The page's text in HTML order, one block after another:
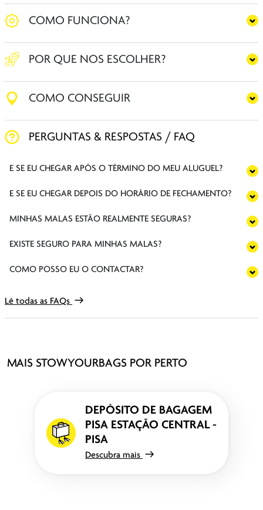
COMO FUNCIONA?
POR QUE NOS ESCOLHER?
COMO CONSEGUIR
PERGUNTAS & RESPOSTAS / FAQ
E SE EU CHEGAR APÓS O TÉRMINO DO MEU ALUGUEL?
E SE EU CHEGAR DEPOIS DO HORÁRIO DE FECHAMENTO?
MINHAS MALAS ESTÃO REALMENTE SEGURAS?
EXISTE SEGURO PARA MINHAS MALAS?
COMO POSSO EU O CONTACTAR?
Lê todas as FAQs
MAIS STOWYOURBAGS POR PERTO
DEPÓSITO DE BAGAGEM
PISA ESTAÇÃO CENTRAL -
PISA
Descubra mais